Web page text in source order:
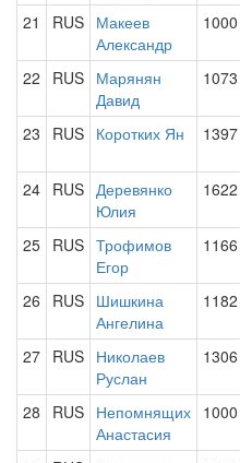
21 RUS Макеев
Александр
1000
22 RUS Марянян
Давид
1073
23 RUS Коротких Ян 1397
24 RUS Деревянко
Юлия
1622
25 RUS Трофимов
Егор
1166
26 RUS Шишкина
Ангелина
1182
27 RUS Николаев
Руслан
1306
28 RUS Непомнящих
Анастасия
1000